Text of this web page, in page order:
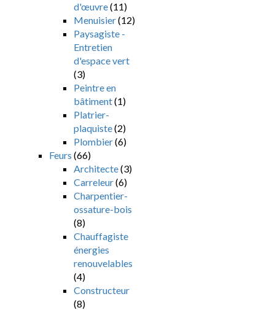
d'œuvre(11)
Menuisier(12)
Paysagiste -
Entretien
d'espace vert
(3)
Peintre en
bâtiment(1)
Platrier-
plaquiste(2)
Plombier(6)
Feurs (66)
Architecte(3)
Carreleur(6)
Charpentier-
ossature-bois
(8)
Chauffagiste
énergies
renouvelables
(4)
Constructeur
(8)